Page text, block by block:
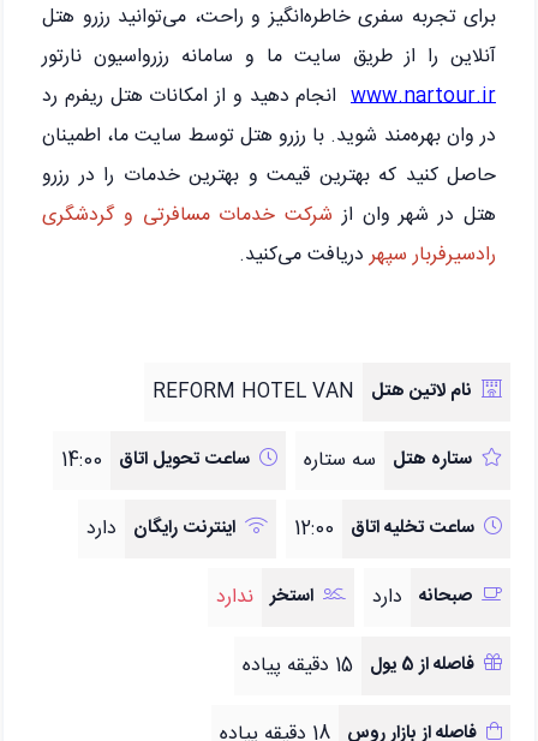
برای تجربه سفری خاطره‌انگیز و راحت، می‌توانید رزرو هتل
آنلاین را از طریق سایت ما و سامانه رزرواسیون نارتور
www.nartour.ir انجام دهید و از امکانات هتل ریفرم رد
در وان بهره‌مند شوید. با رزرو هتل توسط سایت ما، اطمینان
حاصل کنید که بهترین قیمت و بهترین خدمات را در رزرو
هتل در شهر وان از شرکت خدمات مسافرتی و گردشگری
رادسیرفربار سپهردریافت می‌کنید.
نام لاتین هتل REFORM HOTEL VAN
ستاره هتل سه ستاره ساعت تحویل اتاق 14:00
ساعت تخلیه اتاق 12:00 اینترنت رایگان دارد
صبحانه دارد استخر ندارد
فاصله از 5 یول 15 دقیقه پیاده
فاصله از بازار روس 18 دقیقه پیاده